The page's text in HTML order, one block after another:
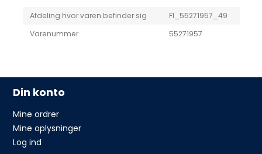
Afdeling hvor varen befinder sig
FI_55271957_49
Varenummer
55271957
Din konto
Mine ordrer
Mine oplysninger
Log ind